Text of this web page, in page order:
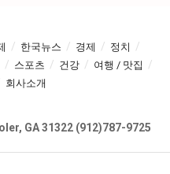
한국뉴스 경제
정치
스포츠 건강
여행 / 맛집
회사소개
GA 31322 (912)787-9725